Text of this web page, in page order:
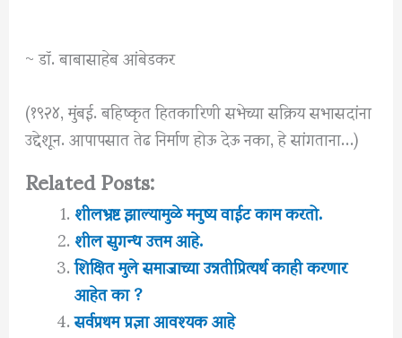
~ डॉ. बाबासाहेब आंबेडकर
(१९२४, मुंबई. बहिष्कृत हितकारिणी सभेच्या सक्रिय सभासदांना
उद्देशून. आपापसात तेढ निर्माण होऊ देऊ नका, हे सांगताना…)
Related Posts:
शीलभ्रष्ट झाल्यामुळे मनुष्य वाईट काम करतो.
शील सुगन्ध उत्तम आहे.
शिक्षित मुले समाजाच्या उन्नतीप्रित्यर्थ काही करणार
आहेत का ?
सर्वप्रथम प्रज्ञा आवश्यक आहे